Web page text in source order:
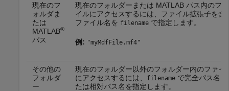
現在のフ
ォルダま
たは
MATLAB®
パス
現在のフォルダーまたは MATLAB パス内のファ
イルにアクセスするには、ファイル拡張子を含
ファイル名を filenameで指定します。
例: "myMdfFile.mf4"
その他の
フォルダ
ー
現在のフォルダー以外のフォルダー内のファイ
にアクセスするには、
filenameで完全パス名ま
たは相対パス名を指定します。